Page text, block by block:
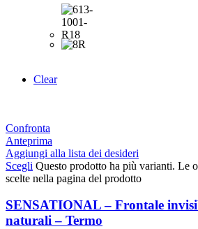
Clear
Confronta
Anteprima
Aggiungi alla lista dei desideri
Scegli Questo prodotto ha più varianti. Le
scelte nella pagina del prodotto
SENSATIONAL – Frontale
naturali – Termo